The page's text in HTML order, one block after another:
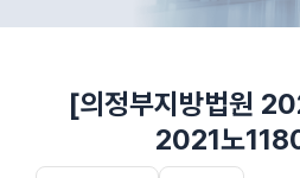
[의정부지방법원
2021노